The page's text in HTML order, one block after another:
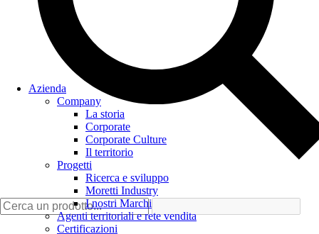
Azienda
Company
La storia
Corporate
Corporate Culture
Il territorio
Progetti
Ricerca e sviluppo
Moretti Industry
I nostri Marchi
Agenti territoriali e rete vendita
Certificazioni